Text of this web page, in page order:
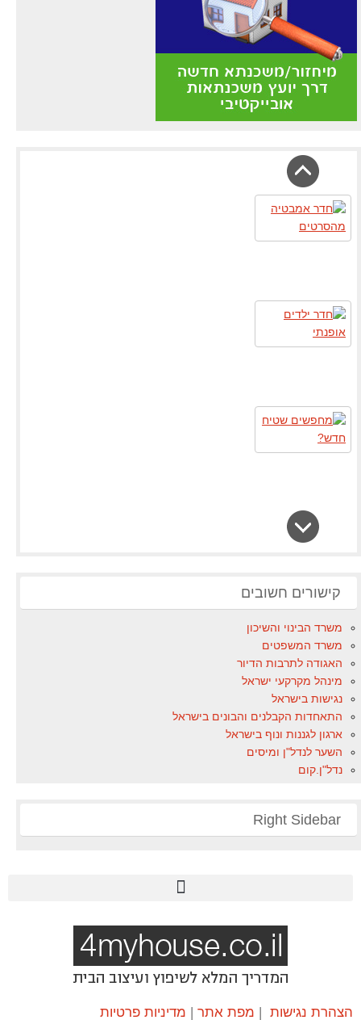
קישורים חשובים
משרד הבינוי והשיכון
משרד המשפטים
האגודה לתרבות הדיור
מינהל מקרקעי ישראל
נגישות בישראל
התאחדות הקבלנים והבונים בישראל
ארגון לגננות ונוף בישראל
השער לנדל"ן ומיסים
נדל"ן.קום
Right Sidebar
הצהרת נגישות | מפת אתר | מדיניות פרטיות